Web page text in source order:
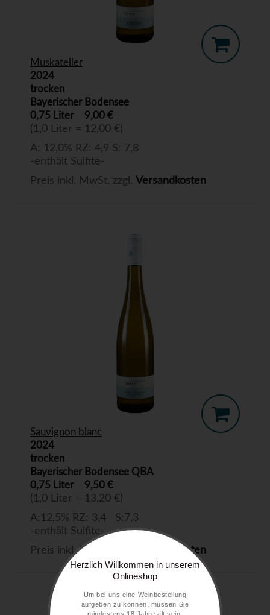
Muskateller
2024
trocken
Bayerischer Bodensee
0,75 Liter
9,00 €
(1,0 Liter = 12,00 €)
A: 12,0% RZ: 4,9 S: 7,8
-enthält Sulfite-
Preis inkl. MwSt. zzgl. Versandkosten
Sauvignon blanc
2024
trocken
Bayerischer Bodensee QBA
0,75 Liter
9,50 €
(1,0 Liter = 13,20 €)
A:12,5% RZ: 3,4 S:7,3
-enthält Sulfite-
Preis inkl. MwSt. zzgl.
Versandkosten
Herzlich Willkommen in unserem
Onlineshop
Um bei uns eine Weinbestellung
aufgeben zu können, müssen Sie